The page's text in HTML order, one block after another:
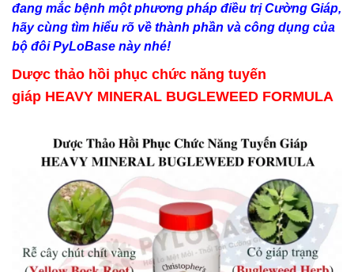
đang mắc bệnh một phương pháp điều trị Cường Giáp,
hãy cùng tìm hiểu rõ về thành phần và công dụng của
bộ đôi PyLoBase này nhé!
Dược thảo hồi phục chức năng tuyến
giáp HEAVY MINERAL BUGLEWEED FORMULA